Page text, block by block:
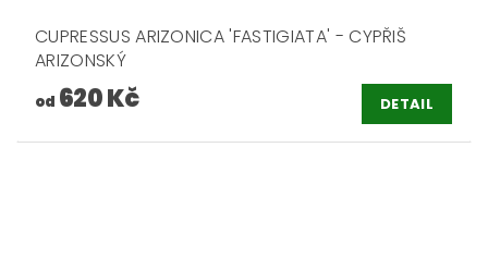
CUPRESSUS ARIZONICA 'FASTIGIATA' - CYPŘIŠ
ARIZONSKÝ
od 620 Kč DETAIL